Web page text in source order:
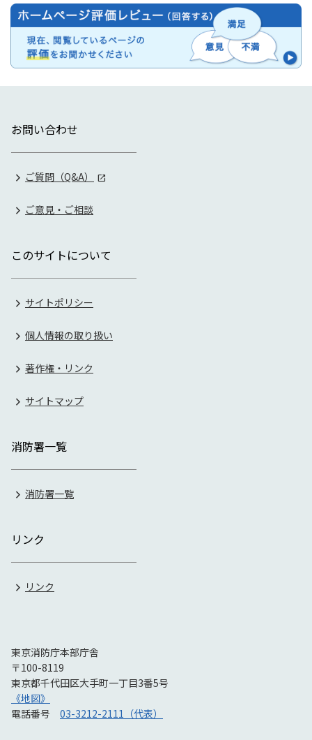
お問い合わせ
ご質問（Q&A）
ご意見・ご相談
このサイトについて
サイトポリシー
個人情報の取り扱い
著作権・リンク
サイトマップ
消防署一覧
消防署一覧
リンク
リンク
東京消防庁本部庁舎
〒100-8119
東京都千代田区大手町一丁目3番5号
《地図》
電話番号 03-3212-2111（代表）